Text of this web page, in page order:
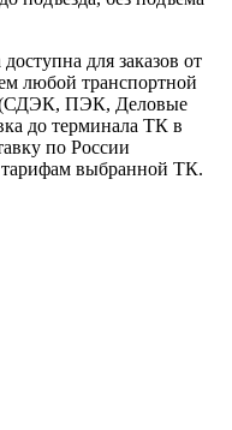
для заказов от
любой транспортной
(СДЭК, ПЭК, Деловые
до терминала ТК в
по России
тарифам выбранной ТК.